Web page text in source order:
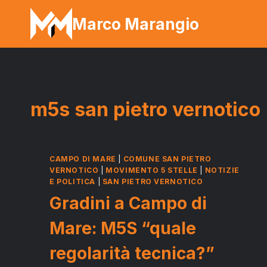
contenuto
Marco Marangio
m5s san pietro vernotico
CAMPO DI MARE
COMUNE SAN PIETRO
VERNOTICO
MOVIMENTO 5 STELLE
NOTIZIE
E POLITICA
SAN PIETRO VERNOTICO
Gradini a Campo di
Mare: M5S “quale
regolarità tecnica?”